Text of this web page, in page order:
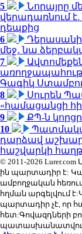
5
Նորայրը
վերադառնում
դեպքից
6
մեջ․ նա
7
Գագիկ
8
Սուրեն
«համացանցի
9
ՔՊ-ն
10
դարձավ
հաշվարկի
© 2011-2026
ին պարտադիր է:
ամբողջական
հղման արգելվում
պարտադիր չէ, որ
հետ:Գովազդների